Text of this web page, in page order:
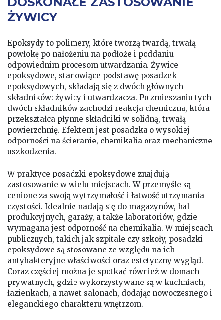
ŻYWICY
Epoksydy to polimery, które tworzą twardą, trwałą
powłokę po nałożeniu na podłoże i poddaniu
odpowiednim procesom utwardzania. Żywice
epoksydowe, stanowiące podstawę posadzek
epoksydowych, składają się z dwóch głównych
składników: żywicy i utwardzacza. Po zmieszaniu tych
dwóch składników zachodzi reakcja chemiczna, która
przekształca płynne składniki w solidną, trwałą
powierzchnię. Efektem jest posadzka o wysokiej
odporności na ścieranie, chemikalia oraz mechaniczne
uszkodzenia.
W praktyce posadzki epoksydowe znajdują
zastosowanie w wielu miejscach. W przemyśle są
cenione za swoją wytrzymałość i łatwość utrzymania
czystości. Idealnie nadają się do magazynów, hal
produkcyjnych, garaży, a także laboratoriów, gdzie
wymagana jest odporność na chemikalia. W miejscach
publicznych, takich jak szpitale czy szkoły, posadzki
epoksydowe są stosowane ze względu na ich
antybakteryjne właściwości oraz estetyczny wygląd.
Coraz częściej można je spotkać również w domach
prywatnych, gdzie wykorzystywane są w kuchniach,
łazienkach, a nawet salonach, dodając nowoczesnego i
eleganckiego charakteru wnętrzom.